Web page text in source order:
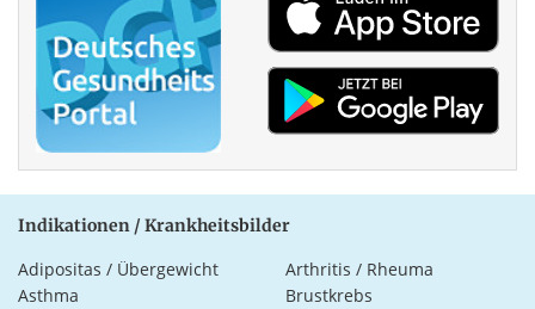
Indikationen / Krankheitsbilder
Adipositas / Übergewicht
Arthritis / Rheuma
Asthma
Brustkrebs